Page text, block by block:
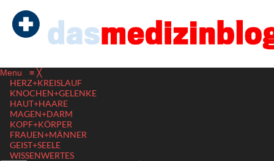
Menu ≡ ╳
HERZ+KREISLAUF
KNOCHEN+GELENKE
HAUT+HAARE
MAGEN+DARM
KOPF+KÖRPER
FRAUEN+MÄNNER
GEIST+SEELE
WISSENWERTES